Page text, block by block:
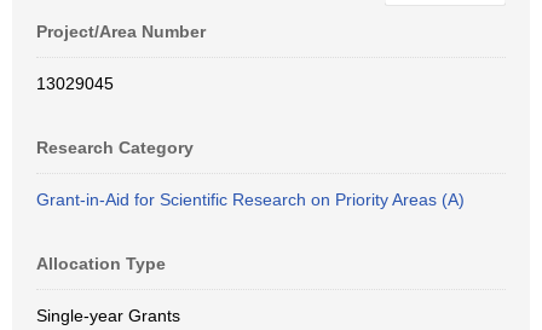
Project/Area Number
13029045
Research Category
Grant-in-Aid for Scientific Research on Priority Areas (A)
Allocation Type
Single-year Grants